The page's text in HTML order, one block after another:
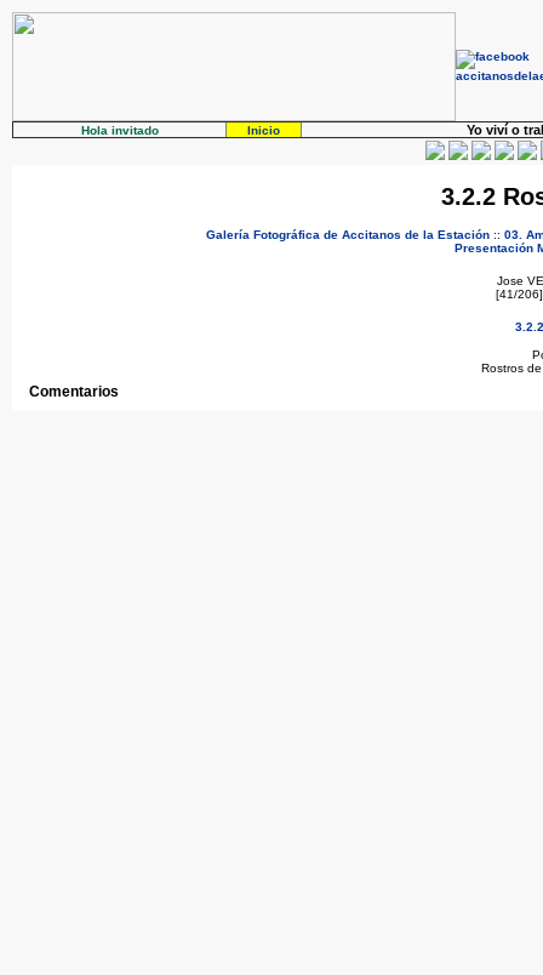
Hola invitado Inicio Yo viví o
3.2.2
Galería Fotográfica de Accitanos de la Estación:: 03.
Presentación
Jose
[41/
Rostros
Comentarios